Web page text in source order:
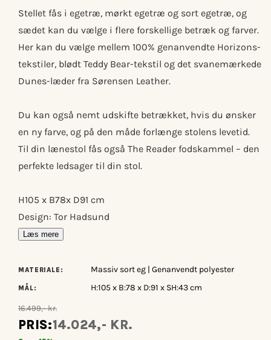
Stellet fås i egetræ, mørkt egetræ og sort egetræ, og
sædet kan du vælge i flere forskellige betræk og farver.
Her kan du vælge mellem 100% genanvendte Horizons-
tekstiler, blødt Teddy Bear-tekstil og det svanemærkede
Dunes-læder fra Sørensen Leather.
Du kan også nemt udskifte betrækket, hvis du ønsker
en ny farve, og på den måde forlænge stolens levetid.
Til din lænestol fås også The Reader fodskammel – den
perfekte ledsager til din stol.
H105 x B78x D91 cm
Design: Tor Hadsund
Læs mere
MATERIALE: Massiv sort eg | Genanvendt polyester
MÅL: H:105 x B:78 x D:91 x SH:43 cm
16.499,- kr.
PRIS:14.024,- KR.